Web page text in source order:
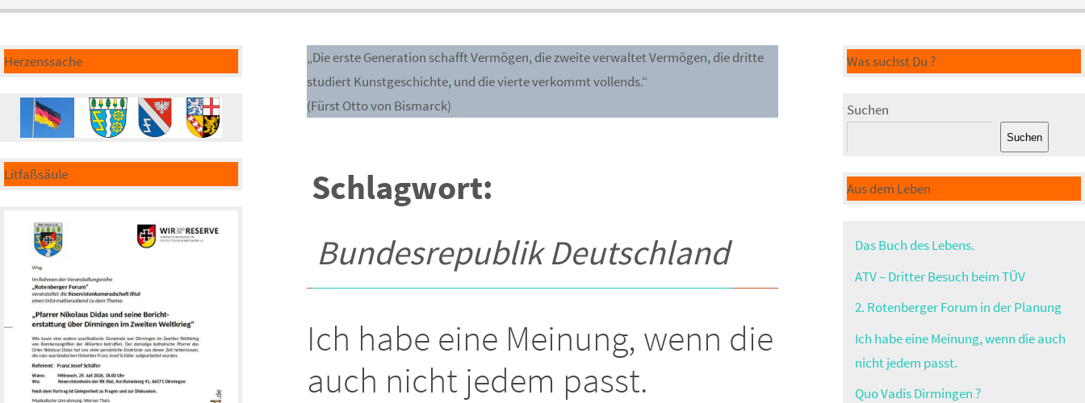
„Die erste Generation schafft Vermögen, die zweite verwaltet Vermögen, die dritte
studiert Kunstgeschichte, und die vierte verkommt vollends.“
(Fürst Otto von Bismarck)
Schlagwort:
Bundesrepublik Deutschland
Ich habe eine Meinung, wenn die
auch nicht jedem passt.
Herzenssache
Litfaßsäule
Was suchst Du ?
Suchen
Suchen
Aus dem Leben
Das Buch des Lebens.
ATV – Dritter Besuch beim TÜV
2. Rotenberger Forum in der Planung
Ich habe eine Meinung, wenn die auch
nicht jedem passt.
Quo Vadis Dirmingen ?